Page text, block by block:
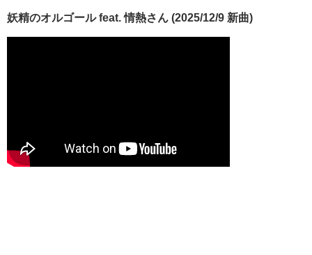
妖精のオルゴール feat. 情熱さん (2025/12/9 新曲)